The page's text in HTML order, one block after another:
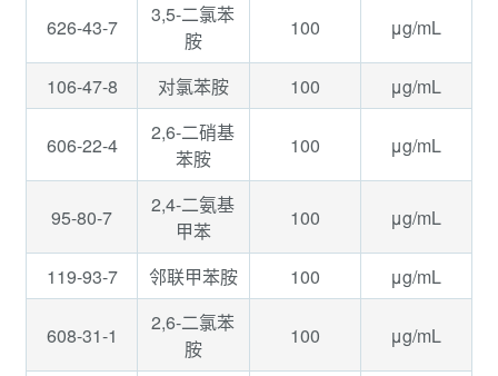
626-43-7
3,5-二氯苯
胺
100 μg/mL
106-47-8 对氯苯胺 100 μg/mL
606-22-4
2,6-二硝基
苯胺
100 μg/mL
95-80-7
2,4-二氨基
甲苯
100 μg/mL
119-93-7 邻联甲苯胺 100 μg/mL
608-31-1
2,6-二氯苯
胺
100 μg/mL